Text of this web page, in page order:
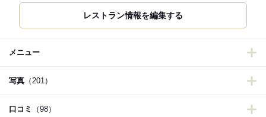
レストラン情報を編集する
メニュー
写真 （201）
口コミ （98）